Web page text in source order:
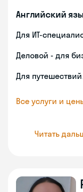
Английский
Для ИТ-
Деловой - для
Для путешествий
Все услуги и
Читать